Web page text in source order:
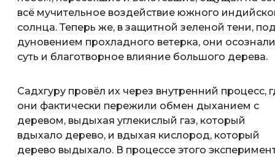
всё мучительное воздействие южного
солнца. Теперь же, в защитной зеленой тени,
дуновением прохладного ветерка, они осознали
суть и благотворное влияние большого дерева.
Садхгуру провёл их через внутренний процесс,
они фактически пережили обмен дыханием с
деревом, выдыхая углекислый газ, который
вдыхало дерево, и вдыхая кислород, который
дерево выдыхало. В процессе этого